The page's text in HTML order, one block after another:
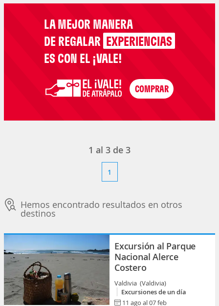
LA MEJOR MANERA
DE REGALAR EXPERIENCIAS
ES CON EL ¡VALE!
1 al 3 de 3
1
Hemos encontrado resultados en otros
destinos
Excursión al Parque
Nacional Alerce
Costero
Valdivia (Valdivia)
Excursiones de un día
11 ago al 07 feb